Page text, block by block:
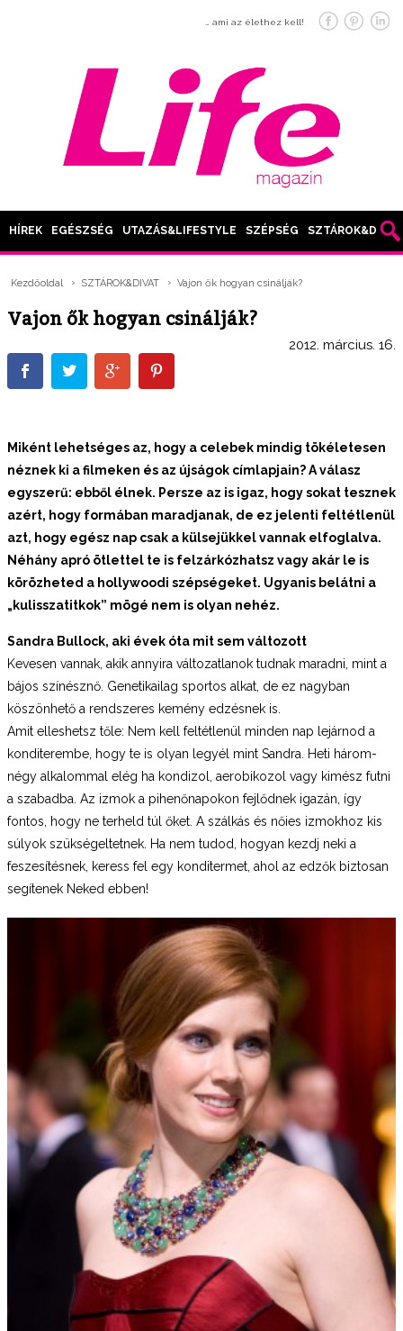
… ami az élethez kell!
HÍREK EGÉSZSÉG UTAZÁS&LIFESTYLE SZÉPSÉG SZTÁROK&DIVAT
Kezdőoldal SZTÁROK&DIVAT Vajon ők hogyan csinálják?
Vajon ők hogyan csinálják?
2012. március. 16.
Miként lehetséges az, hogy a celebek mindig tökéletesen
néznek ki a filmeken és az újságok címlapjain? A válasz
egyszerű: ebből élnek. Persze az is igaz, hogy sokat tesznek
azért, hogy formában maradjanak, de ez jelenti feltétlenül
azt, hogy egész nap csak a külsejükkel vannak elfoglalva.
Néhány apró ötlettel te is felzárkózhatsz vagy akár le is
körözheted a hollywoodi szépségeket. Ugyanis belátni a
„kulisszatitkok” mögé nem is olyan nehéz.
Sandra Bullock, aki évek óta mit sem változott
Kevesen vannak, akik annyira változatlanok tudnak maradni, mint a
bájos színésznő. Genetikailag sportos alkat, de ez nagyban
köszönhető a rendszeres kemény edzésnek is.
Amit elleshetsz tőle: Nem kell feltétlenül minden nap lejárnod a
konditerembe, hogy te is olyan legyél mint Sandra. Heti három-
négy alkalommal elég ha kondizol, aerobikozol vagy kimész futni
a szabadba. Az izmok a pihenőnapokon fejlődnek igazán, így
fontos, hogy ne terheld túl őket. A szálkás és nőies izmokhoz kis
súlyok szükségeltetnek. Ha nem tudod, hogyan kezdj neki a
feszesítésnek, keress fel egy konditermet, ahol az edzők biztosan
segítenek Neked ebben!